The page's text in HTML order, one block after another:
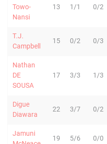
Towo-
Nansi
13 1/1 0/2
T.J.
Campbell
15 0/2 0/3
Nathan
DE
SOUSA
17 3/3 1/3
Digue
Diawara
22 3/7 0/2
Jamuni
19 5/6 0/0